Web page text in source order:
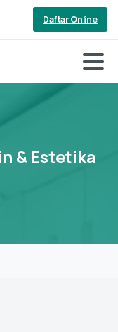
Daftar Online
& Estetika